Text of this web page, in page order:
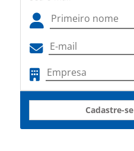
Cadastre-se